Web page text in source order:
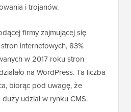
i trojanów.
firmy zajmującej się
internetowych, 83%
w 2017 roku stron
na WordPress. Ta liczba
biorąc pod uwagę, że
udział w rynku CMS.